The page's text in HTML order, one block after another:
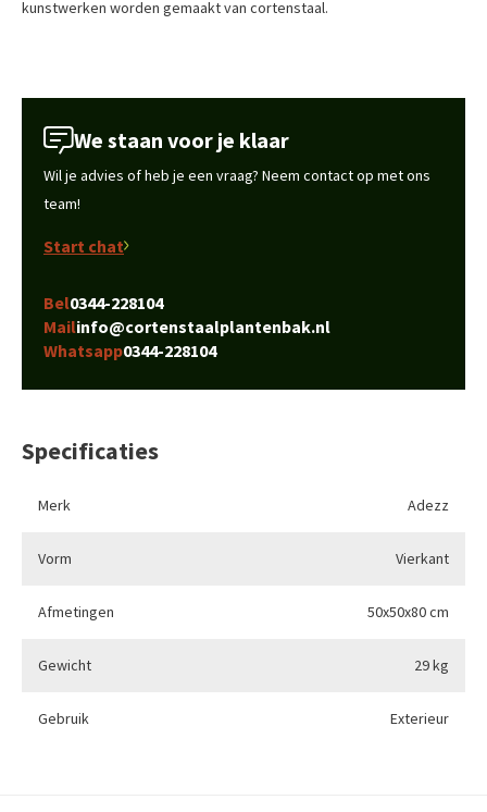
kunstwerken worden gemaakt van cortenstaal.
We staan voor je klaar
Wil je advies of heb je een vraag? Neem contact op met ons
team!
Start chat
Bel0344-228104
Mailinfo@cortenstaalplantenbak.nl
Whatsapp0344-228104
Specificaties
Merk Adezz
Vorm Vierkant
Afmetingen 50x50x80 cm
Gewicht 29 kg
Gebruik Exterieur